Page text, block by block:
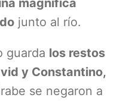
magnífica
junto al río.
guarda los restos
y Constantino,
se negaron a